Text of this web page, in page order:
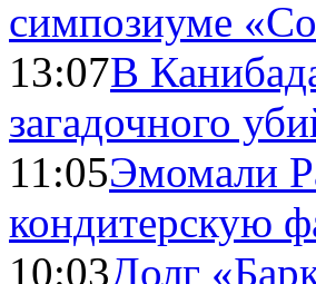
симпозиуме
13:07В
загадочного
11:05Эмомали
кондитерскую
10:03Долг